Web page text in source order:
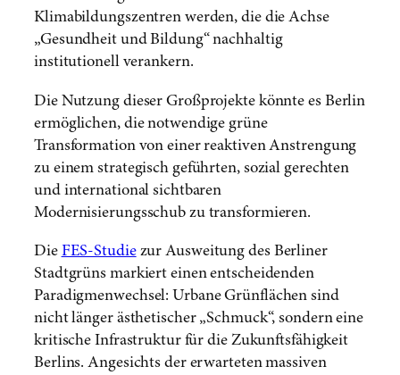
Klimabildungszentren werden, die die Achse
„Gesundheit und Bildung“ nachhaltig
institutionell verankern.
Die Nutzung dieser Großprojekte könnte es Berlin
ermöglichen, die notwendige grüne
Transformation von einer reaktiven Anstrengung
zu einem strategisch geführten, sozial gerechten
und international sichtbaren
Modernisierungsschub zu transformieren.
Die FES-Studiezur Ausweitung des Berliner
Stadtgrüns markiert einen entscheidenden
Paradigmenwechsel: Urbane Grünflächen sind
nicht länger ästhetischer „Schmuck“, sondern eine
kritische Infrastruktur für die Zukunftsfähigkeit
Berlins. Angesichts der erwarteten massiven